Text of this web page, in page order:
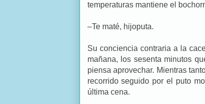
temperaturas mantiene el
–Te maté, hijoputa.
Su conciencia contraria a la
mañana, los sesenta minutos
piensa aprovechar. Mientras
recorrido seguido por el puto
última cena.